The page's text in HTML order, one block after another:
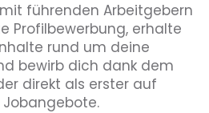
führenden Arbeitgebern
Profilbewerbung, erhalte
rund um deine
bewirb dich dank dem
direkt als erster auf